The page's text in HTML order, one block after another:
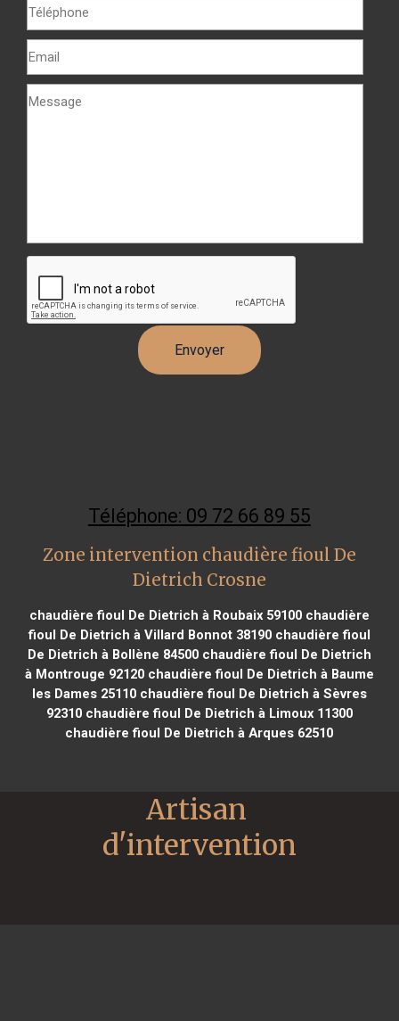
Téléphone: 09 72 66 89 55
Zone intervention chaudière fioul De
Dietrich Crosne
chaudière fioul De Dietrich à Roubaix 59100chaudière
fioul De Dietrich à Villard Bonnot 38190chaudière fioul
De Dietrich à Bollène 84500chaudière fioul De Dietrich
à Montrouge 92120chaudière fioul De Dietrich à Baume
les Dames 25110chaudière fioul De Dietrich à Sèvres
92310chaudière fioul De Dietrich à Limoux 11300
chaudière fioul De Dietrich à Arques 62510
Artisan
d'intervention